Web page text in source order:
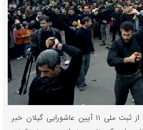
سرپرست پژوهشگاه میراث فرهنگی از ثبت ملی ۱۱ آیین عاشورایی گیلان خبر